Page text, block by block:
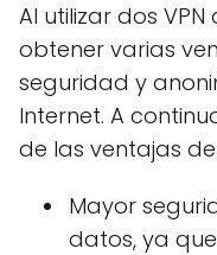
Al utilizar dos
obtener varias
seguridad y
Internet. A
de las ventajas de
Mayor
datos, ya